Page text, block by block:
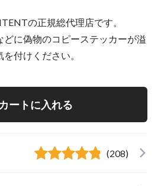
の正規総代理店です。
どに偽物のコピーステッカーが溢
付けください。
カートに入れる
(208)